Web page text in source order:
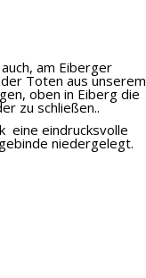
am Eiberger
Toten aus unserem
oben in Eiberg die
zu schließen..
eine eindrucksvolle
niedergelegt.